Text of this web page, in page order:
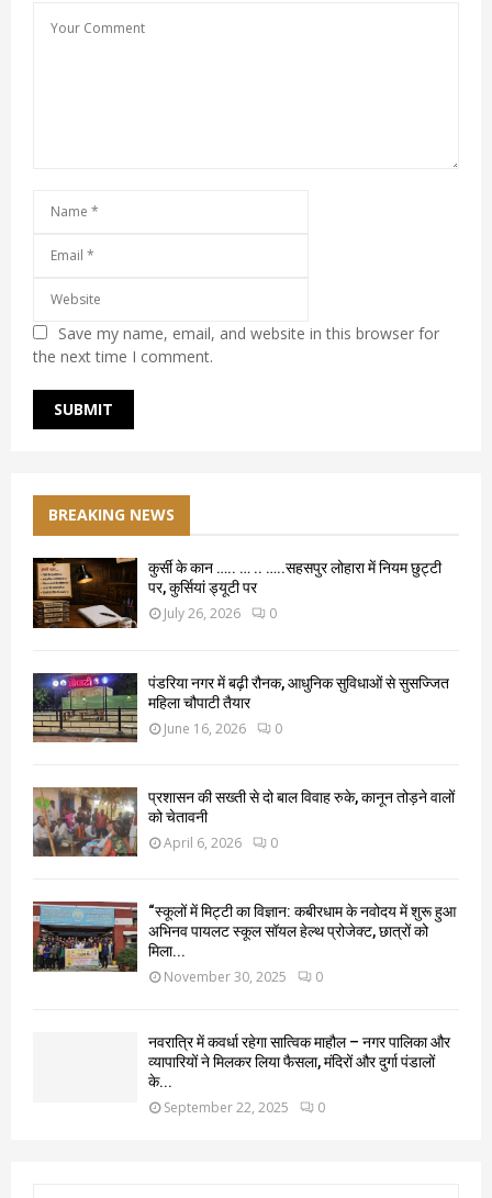
Save my name, email, and website in this browser for
the next time I comment.
BREAKING NEWS
कुर्सी के कान ….. … .. …..सहसपुर लोहारा में नियम छुट्टी
पर, कुर्सियां ड्यूटी पर
July 26, 2026 0
पंडरिया नगर में बढ़ी रौनक, आधुनिक सुविधाओं से सुसज्जित
महिला चौपाटी तैयार
June 16, 2026 0
प्रशासन की सख्ती से दो बाल विवाह रुके, कानून तोड़ने वालों
को चेतावनी
April 6, 2026 0
“स्कूलों में मिट्टी का विज्ञान: कबीरधाम के नवोदय में शुरू हुआ
अभिनव पायलट स्कूल सॉयल हेल्थ प्रोजेक्ट, छात्रों को
मिला...
November 30, 2025 0
नवरात्रि में कवर्धा रहेगा सात्विक माहौल – नगर पालिका और
व्यापारियों ने मिलकर लिया फैसला, मंदिरों और दुर्गा पंडालों
के...
September 22, 2025 0